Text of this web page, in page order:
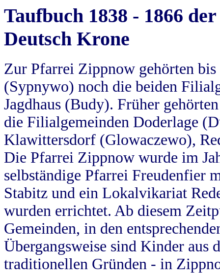
Taufbuch 1838 - 1866
Deutsch Krone
Zur Pfarrei Zippnow gehörten
(Sypnywo) noch die beiden
Jagdhaus (Budy). Früher
die Filialgemeinden Doderlage
Klawittersdorf (Glowaczewo),
Die Pfarrei Zippnow wurde im
selbständige Pfarrei Freudenfier
Stabitz und ein Lokalvikariat
wurden errichtet. Ab diesem
Gemeinden, in den
Übergangsweise sind Kinder aus
traditionellen Gründen - in